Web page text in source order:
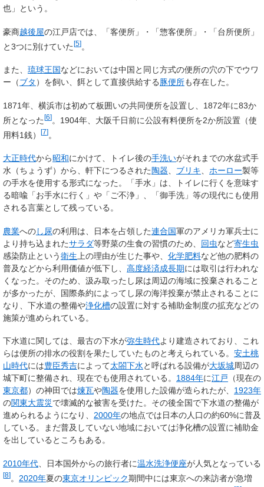
也」という。
豪商越後屋の江戸店では、「客便所」・「惣客便所」・「台所便所」
と3つに別けていた [5] 。
また、 琉球王国などにおいては中国と同じ方式の便所の穴の下でウワ
ー（ブタ ）を飼い、餌として直接供給する豚便所も存在した。
1871年、横浜市は初めて板囲いの共同便所を設置し、1872年に83か
所となった[6]。1904年、大阪千日前に公設有料便所を2か所設置（使
用料1銭）
[7]。
大正時代から昭和にかけて、トイレ後の手洗いがそれまでの水盆式手
水（ちょうず）から、軒下につるされた 陶器 ブリキ ホーロー製等
の手水を使用する形式になった。「手水」は、トイレに行くを意味す
る暗喩「お手水に行く」や「ご不浄」、「御手洗」等の現代にも使用
される言葉として残っている。
農業へのし尿の利用は、日本を占領した連合国軍のアメリカ軍兵士に
より持ち込まれたサラダ等野菜の生食の習慣のため、 回虫など寄生虫
感染防止という衛生 上の理由が生じた事や、 化学肥料など他の肥料の
普及などから利用価値が低下し、 高度経済成長期には取引は行われな
くなった。そのため、汲み取ったし尿は周辺の海域に投棄されること
が多かったが、国際条約によってし尿の海洋投棄が禁止されることに
なり、下水道の整備や浄化槽の設置に対する補助金制度の拡充などの
施策が進められている。
下水道に関しては、最古の下水が弥生時代より建造されており、これ
らは便所の排水の役割を果たしていたものと考えられている。 安土桃
山時代には豊臣秀吉によって太閤下水と呼ばれる設備が大坂城周辺の
城下町に整備され、現在でも使用されている。 1884年に江戸 （現在の
東京都）の神田では煉瓦や陶器を使用した設備が造られたが、 1923年
の関東大震災で壊滅的な被害を受けた。その後全国で下水道の整備が
進められるようになり、 2000年の地点では日本の人口の約60%に普及
している。まだ普及していない地域においては浄化槽の設置に補助金
を出しているところもある。
2010年代 、日本国外からの旅行者に温水洗浄便座が人気となっている
[8]。 2020年夏の東京オリンピック期間中には東京への来訪者が急増